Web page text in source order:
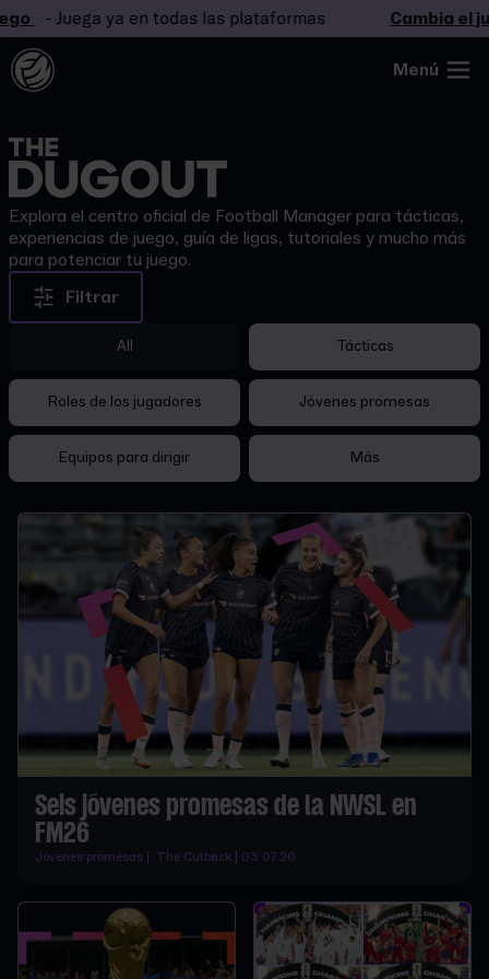
- Juega ya en todas las plataformas Cambia el
Menú
Explora el centro oficial de Football Manager para tácticas,
experiencias de juego, guía de ligas, tutoriales y mucho más
para potenciar tu juego.
Filtrar
All Tácticas
Roles de los jugadores Jóvenes promesas
Equipos para dirigir Más
Seis jóvenes promesas de la NWSL en
FM26
Jóvenes promesas | The Cutback | 03.07.26